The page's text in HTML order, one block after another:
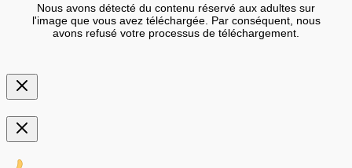
Nous avons détecté du contenu réservé aux adultes sur
l'image que vous avez téléchargée. Par conséquent, nous
avons refusé votre processus de téléchargement.